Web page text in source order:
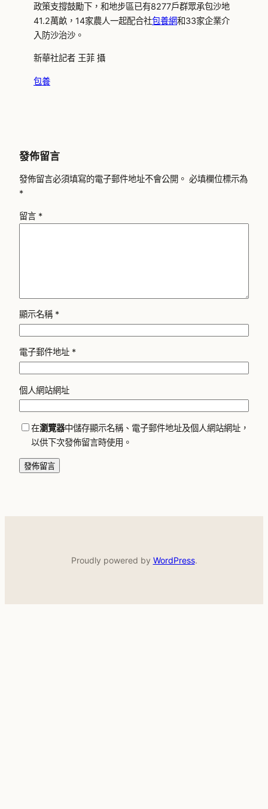
政策支撐鼓勵下，和地步區已有8277戶群眾承包沙地
41.2萬畝，14家農人一起配合社包養網和33家企業介
入防沙治沙。
新華社記者 王菲 攝
包養
發佈留言
發佈留言必須填寫的電子郵件地址不會公開。 必填欄位標示為
*
留言 *
顯示名稱 *
電子郵件地址 *
個人網站網址
在瀏覽器中儲存顯示名稱、電子郵件地址及個人網站網址，
以供下次發佈留言時使用。
Proudly powered by WordPress.